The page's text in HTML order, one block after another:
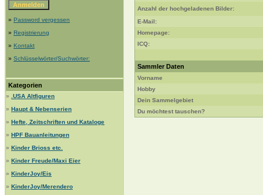
» Password vergessen
» Registrierung
» Kontakt
» Schlüsselwörter/Suchwörter:
Kategorien
»
.USA Altfiguren
» Haupt & Nebenserien
» Hefte, Zeitschriften und Kataloge
» HPF Bauanleitungen
» Kinder Brioss etc.
» Kinder Freude/Maxi Eier
» KinderJoy/Eis
» KinderJoy/Merendero
Anzahl der hochgeladenen Bilder:
E-Mail:
Homepage:
ICQ:
Sammler Daten
Vorname
Hobby
Dein Sammelgebiet
Du möchtest tauschen?